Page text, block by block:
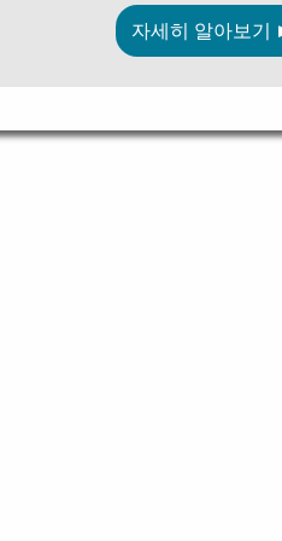
자세히 알아보기